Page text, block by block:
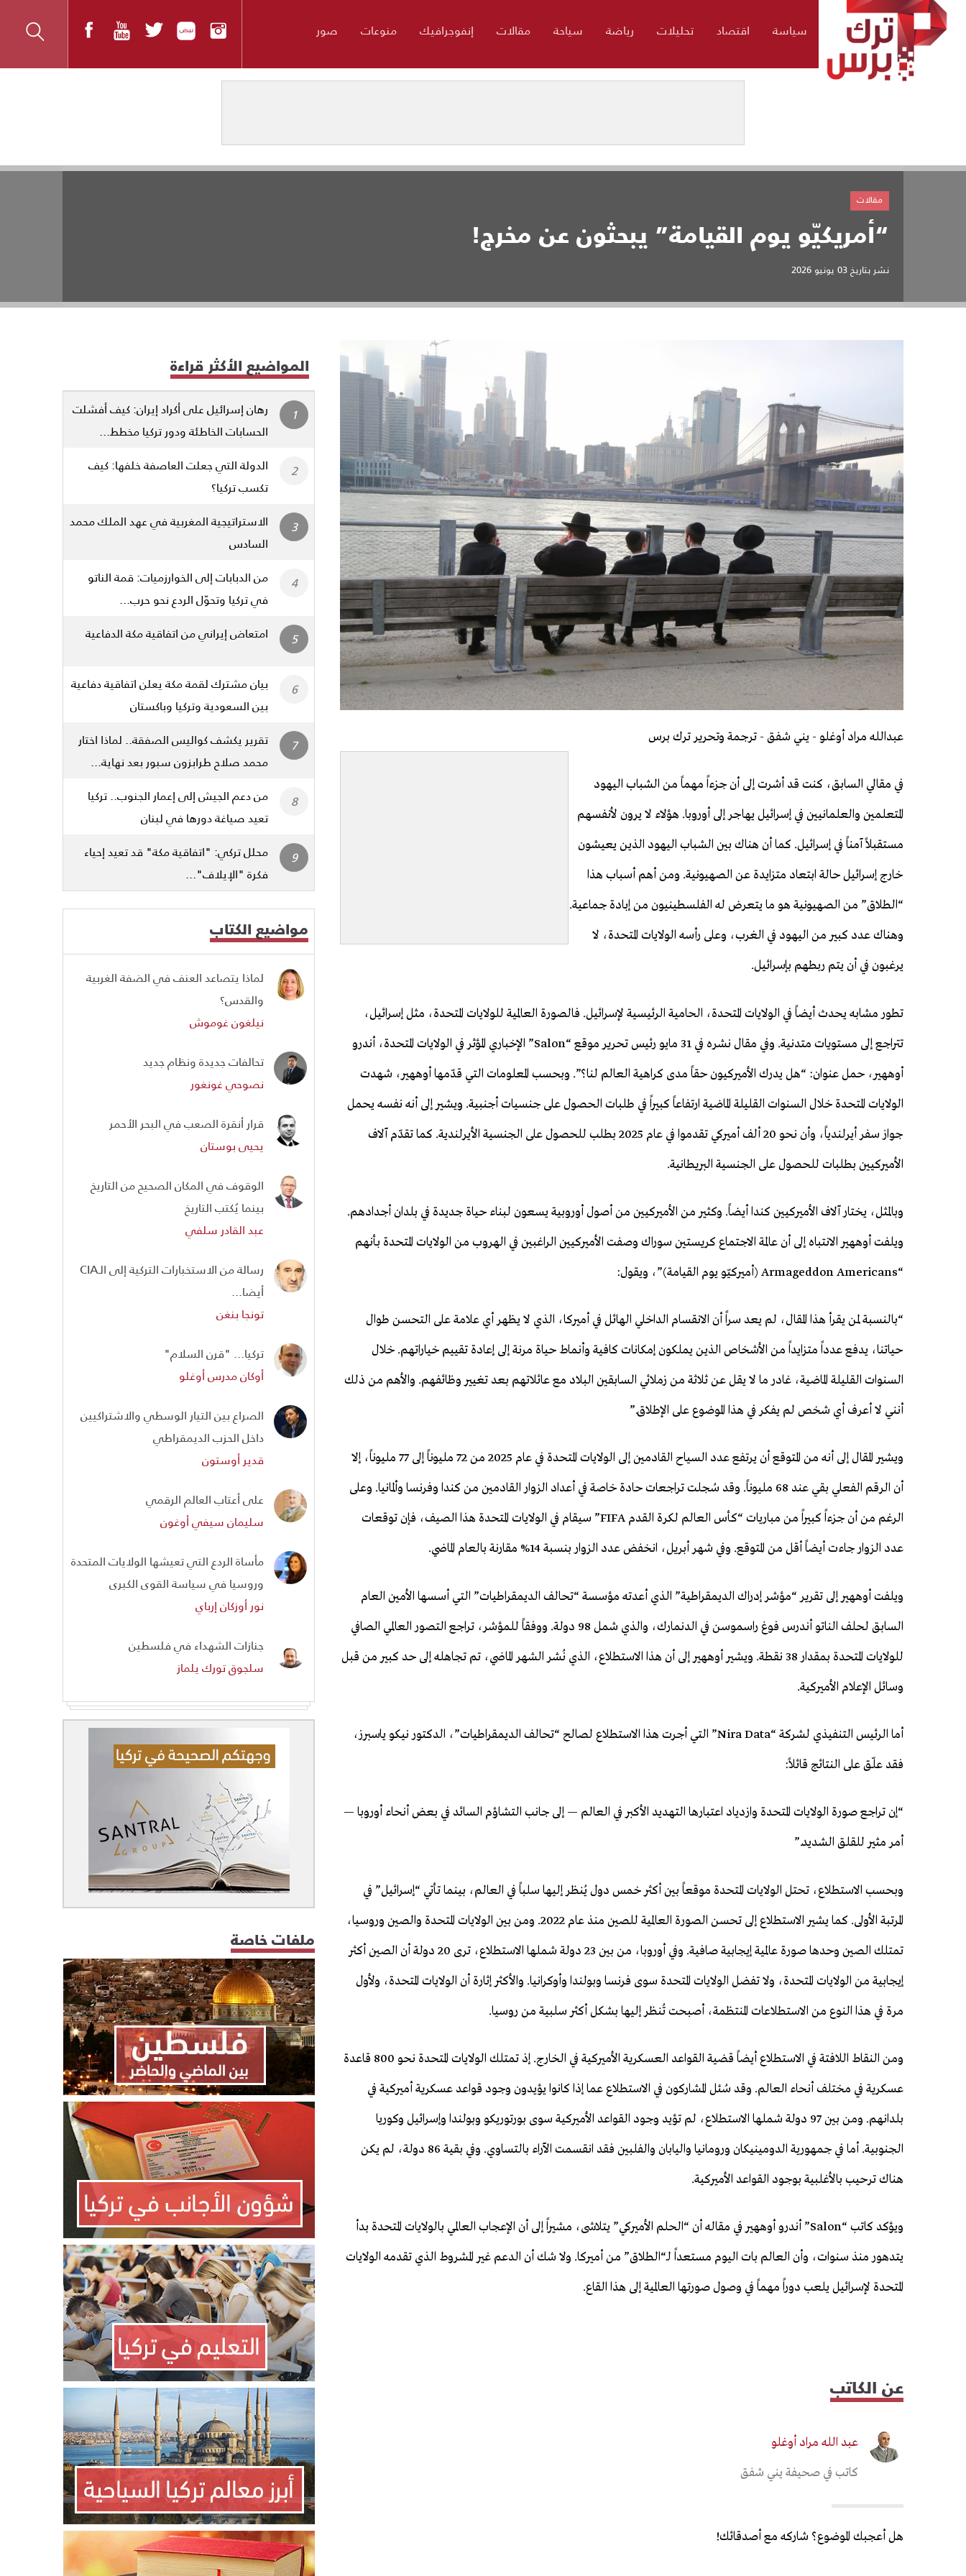
سياسة اقتصاد تحليلات رياضة سياحة مقالات إنفوجرافيك منوعات صور
“أمريكيّو يوم القيامة” يبحثون عن مخرج!
نشر بتاريخ03 يونيو 2026
مقالات
عبدالله مراد أوغلو - يني شفق - ترجمة وتحرير ترك برس
في مقالي السابق، كنت قد أشرت إلى أن جزءاً مهماً من الشباب اليهود
المتعلمين والعلمانيين في إسرائيل يهاجر إلى أوروبا. هؤلاء لا يرون لأنفسهم
مستقبلاً آمناً في إسرائيل. كما أن هناك بين الشباب اليهود الذين يعيشون
خارج إسرائيل حالة ابتعاد متزايدة عن الصهيونية. ومن أهم أسباب هذا
“الطلاق” من الصهيونية هو ما يتعرض له الفلسطينيون من إبادة جماعية.
وهناك عدد كبير من اليهود في الغرب، وعلى رأسه الولايات المتحدة، لا
يرغبون في أن يتم ربطهم بإسرائيل.
تطور مشابه يحدث أيضاً في الولايات المتحدة، الحامية الرئيسية لإسرائيل. فالصورة العالمية للولايات المتحدة، مثل إسرائيل،
تتراجع إلى مستويات متدنية. وفي مقال نشره في 31 مايو رئيس تحرير موقع “Salon” الإخباري المؤثر في الولايات المتحدة، أندرو
أوههير، حمل عنوان: “هل يدرك الأميركيون حقاً مدى كراهية العالم لنا؟”. وبحسب المعلومات التي قدّمها أوههير، شهدت
الولايات المتحدة خلال السنوات القليلة الماضية ارتفاعاً كبيراً في طلبات الحصول على جنسيات أجنبية. ويشير إلى أنه نفسه يحمل
جواز سفر أيرلندياً، وأن نحو 20 ألف أميركي تقدموا في عام 2025 بطلب للحصول على الجنسية الأيرلندية. كما تقدّم آلاف
الأميركيين بطلبات للحصول على الجنسية البريطانية.
وبالمثل، يختار آلاف الأميركيين كندا أيضاً. وكثير من الأميركيين من أصول أوروبية يسعون لبناء حياة جديدة في بلدان أجدادهم.
ويلفت أوههير الانتباه إلى أن عالمة الاجتماع كريستين سوراك وصفت الأميركيين الراغبين في الهروب من الولايات المتحدة بأنهم
“Armageddon Americans (أميركيّو يوم القيامة)”، ويقول:
“بالنسبة لمن يقرأ هذا المقال، لم يعد سراً أن الانقسام الداخلي الهائل في أميركا، الذي لا يظهر أي علامة على التحسن طوال
حياتنا، يدفع عدداً متزايداً من الأشخاص الذين يملكون إمكانات كافية وأنماط حياة مرنة إلى إعادة تقييم خياراتهم. خلال
السنوات القليلة الماضية، غادر ما لا يقل عن ثلاثة من زملائي السابقين البلاد مع عائلاتهم بعد تغيير وظائفهم. والأهم من ذلك
أنني لا أعرف أي شخص لم يفكر في هذا الموضوع على الإطلاق.”
ويشير المقال إلى أنه من المتوقع أن يرتفع عدد السياح القادمين إلى الولايات المتحدة في عام 2025 من 72 مليوناً إلى 77 مليوناً، إلا
أن الرقم الفعلي بقي عند 68 مليوناً. وقد سُجلت تراجعات حادة خاصة في أعداد الزوار القادمين من كندا وفرنسا وألمانيا. وعلى
الرغم من أن جزءاً كبيراً من مباريات “كأس العالم لكرة القدم FIFA” سيقام في الولايات المتحدة هذا الصيف، فإن توقعات
عدد الزوار جاءت أيضاً أقل من المتوقع. وفي شهر أبريل، انخفض عدد الزوار بنسبة 14% مقارنة بالعام الماضي.
ويلفت أوههير إلى تقرير “مؤشر إدراك الديمقراطية” الذي أعدته مؤسسة “تحالف الديمقراطيات” التي أسسها الأمين العام
السابق لحلف الناتو أندرس فوغ راسموسن في الدنمارك، والذي شمل 98 دولة. ووفقاً للمؤشر، تراجع التصور العالمي الصافي
للولايات المتحدة بمقدار 38 نقطة. ويشير أوههير إلى أن هذا الاستطلاع، الذي نُشر الشهر الماضي، تم تجاهله إلى حد كبير من قبل
وسائل الإعلام الأميركية.
أما الرئيس التنفيذي لشركة “Nira Data” التي أجرت هذا الاستطلاع لصالح “تحالف الديمقراطيات”، الدكتور نيكو ياسبرز،
فقد علّق على النتائج قائلاً:
“إن تراجع صورة الولايات المتحدة وازدياد اعتبارها التهديد الأكبر في العالم — إلى جانب التشاؤم السائد في بعض أنحاء أوروبا —
أمر مثير للقلق الشديد.”
وبحسب الاستطلاع، تحتل الولايات المتحدة موقعاً بين أكثر خمس دول يُنظر إليها سلباً في العالم، بينما تأتي “إسرائيل” في
المرتبة الأولى. كما يشير الاستطلاع إلى تحسن الصورة العالمية للصين منذ عام 2022. ومن بين الولايات المتحدة والصين وروسيا،
تمتلك الصين وحدها صورة عالمية إيجابية صافية. وفي أوروبا، من بين 23 دولة شملها الاستطلاع، ترى 20 دولة أن الصين أكثر
إيجابية من الولايات المتحدة، ولا تفضل الولايات المتحدة سوى فرنسا وبولندا وأوكرانيا. والأكثر إثارة أن الولايات المتحدة، ولأول
مرة في هذا النوع من الاستطلاعات المنتظمة، أصبحت تُنظر إليها بشكل أكثر سلبية من روسيا.
ومن النقاط اللافتة في الاستطلاع أيضاً قضية القواعد العسكرية الأميركية في الخارج. إذ تمتلك الولايات المتحدة نحو 800 قاعدة
عسكرية في مختلف أنحاء العالم. وقد سُئل المشاركون في الاستطلاع عما إذا كانوا يؤيدون وجود قواعد عسكرية أميركية في
بلدانهم. ومن بين 97 دولة شملها الاستطلاع، لم تؤيد وجود القواعد الأميركية سوى بورتوريكو وبولندا وإسرائيل وكوريا
الجنوبية. أما في جمهورية الدومينيكان ورومانيا واليابان والفلبين فقد انقسمت الآراء بالتساوي. وفي بقية 86 دولة، لم يكن
هناك ترحيب بالأغلبية بوجود القواعد الأميركية.
ويؤكد كاتب “Salon” أندرو أوههير في مقاله أن “الحلم الأميركي” يتلاشى، مشيراً إلى أن الإعجاب العالمي بالولايات المتحدة بدأ
يتدهور منذ سنوات، وأن العالم بات اليوم مستعداً لـ“الطلاق” من أميركا. ولا شك أن الدعم غير المشروط الذي تقدمه الولايات
المتحدة لإسرائيل يلعب دوراً مهماً في وصول صورتها العالمية إلى هذا القاع.
عن الكاتب
عبد الله مراد أوغلو
كاتب في صحيفة يني شفق
هل أعجبك الموضوع؟ شاركه مع أصدقائك!
المواضيع الأكثر قراءة
رهان إسرائيل على أكراد إيران: كيف أفشلت
الحسابات الخاطئة ودور تركيا مخطط...
الدولة التي جعلت العاصفة خلفها: كيف
تكسب تركيا؟
الاستراتيجية المغربية في عهد الملك محمد
السادس
من الدبابات إلى الخوارزميات: قمة الناتو
في تركيا وتحوّل الردع نحو حرب...
امتعاض إيراني من اتفاقية مكة الدفاعية
بيان مشترك لقمة مكة يعلن اتفاقية دفاعية
بين السعودية وتركيا وباكستان
تقرير يكشف كواليس الصفقة.. لماذا اختار
محمد صلاح طرابزون سبور بعد نهاية...
من دعم الجيش إلى إعمار الجنوب.. تركيا
تعيد صياغة دورها في لبنان
محلل تركي: "اتفاقية مكة" قد تعيد إحياء
فكرة "الإيلاف"...
مواضيع الكتاب
لماذا يتصاعد العنف في الضفة الغربية
والقدس؟
نيلغون غوموش
تحالفات جديدة ونظام جديد
نصوحي غونغور
قرار أنقرة الصعب في البحر الأحمر
يحيى بوستان
الوقوف في المكان الصحيح من التاريخ
بينما يُكتب التاريخ
عبد القادر سلفي
رسالة من الاستخبارات التركية إلى الـCIA
أيضا...
تونجا بنغن
تركيا... "قرن السلام"
أوكان مدرس أوغلو
الصراع بين التيار الوسطي والاشتراكيين
داخل الحزب الديمقراطي
قدير أوستون
على أعتاب العالم الرقمي
سليمان سيفي أوغون
مأساة الردع التي تعيشها الولايات المتحدة
وروسيا في سياسة القوى الكبرى
نور أوزكان إرباي
جنازات الشهداء في فلسطين
سلجوق تورك يلماز
ملفات خاصة